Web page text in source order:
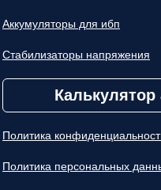
Аккумуляторы для ибп
Стабилизаторы напряжения
Политика
Политика персональных